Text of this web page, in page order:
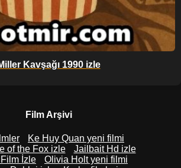
Kavşağı 1990 izle
Film Arşivi
Ke Huy Quan yeni filmi
of the Fox izle
Jailbait Hd izle
İzle
Olivia Holt yeni filmi